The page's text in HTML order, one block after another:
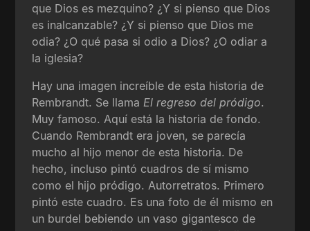
que Dios es mezquino? ¿Y si pienso que Dios
es inalcanzable? ¿Y si pienso que Dios me
odia? ¿O qué pasa si odio a Dios? ¿O odiar a
la iglesia?
Hay una imagen increíble de esta historia de
Rembrandt. Se llama El regreso del pródigo.
Muy famoso. Aquí está la historia de fondo.
Cuando Rembrandt era joven, se parecía
mucho al hijo menor de esta historia. De
hecho, incluso pintó cuadros de sí mismo
como el hijo pródigo. Autorretratos. Primero
pintó este cuadro. Es una foto de él mismo en
un burdel bebiendo un vaso gigantesco de